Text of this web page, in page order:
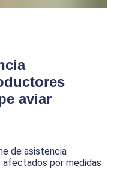
aviar
de asistencia
por medidas